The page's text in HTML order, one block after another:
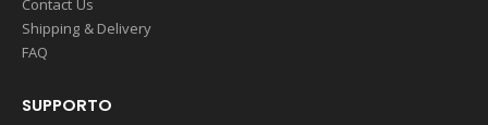
Contact Us
Shipping & Delivery
FAQ
SUPPORTO